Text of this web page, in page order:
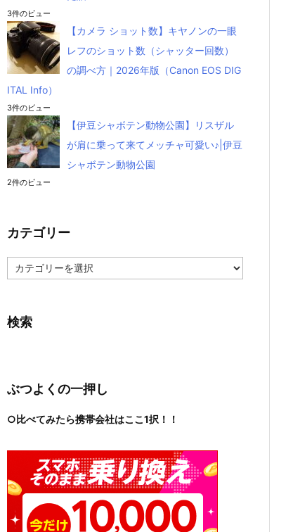
3件のビュー
【カメラ ショット数】キヤノンの一眼
レフのショット数（シャッター回数）
の調べ方｜2026年版（Canon EOS DIG
ITAL Info）
3件のビュー
【伊豆シャボテン動物公園】リスザル
が肩に乗って来てメッチャ可愛い♪|伊豆
シャボテン動物公園
2件のビュー
カテゴリー
テ
ー
検索
ぶつよくの一押し
○比べてみたら携帯会社はここ1択！！